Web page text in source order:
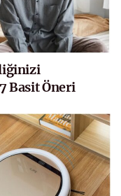
Basit Öneri